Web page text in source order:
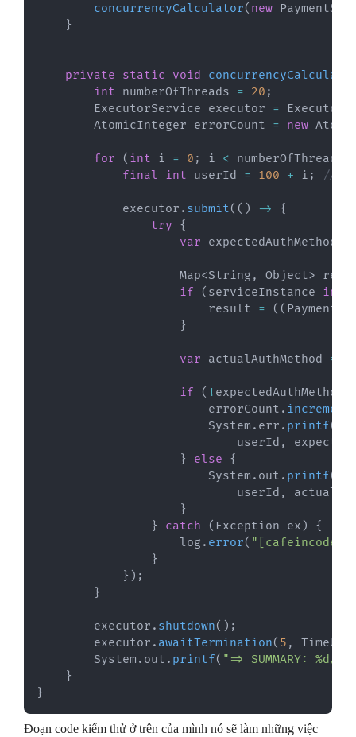
concurrencyCalculator( new
}
private static void
int numberOfThreads = 20 ;
ExecutorService executor = Executors
AtomicInteger errorCount = new
for ( int i = 0 ; i < numberOfThreads
final
int userId = 100 + i ; //
            executor
. submit( ( ) ->
{
try
{
var expectedAuthMethod
Map<String , Object>
if
( serviceInstance
                        result
= ( (
}
var actualAuthMethod =
if ( ! expectedAuthMethod
                        errorCount
.
System . err . printf(
                            userId
,
}
else
{
System . out . printf(
                            userId
,
}
}
catch ( Exception ex )
{
                    log
. error( "[cafeincode-
}
} ) ;
}
        executor
. shutdown( ) ;
        executor
. awaitTermination( 5 ,
System . out . printf( "=> SUMMARY:
}
}
Đoạn code kiểm thử ở trên của mình nó sẽ làm những việc